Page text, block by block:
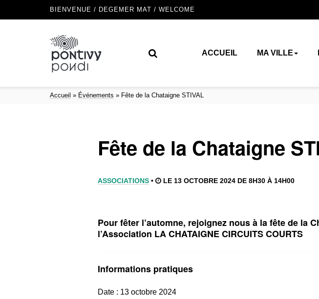
BIENVENUE / DEGEMER MAT / WELCOME
ACCUEIL MA VILLE
Accueil » Événements » Fête de la Chataigne STIVAL
Fête de la Chataigne
ASSOCIATIONS• LE 13 OCTOBRE 2024 DE 8H30 À 14H00
Pour fêter l’automne, rejoignez nous à la fête de la
l’Association LA CHATAIGNE CIRCUITS COURTS
Informations pratiques
Date : 13 octobre 2024